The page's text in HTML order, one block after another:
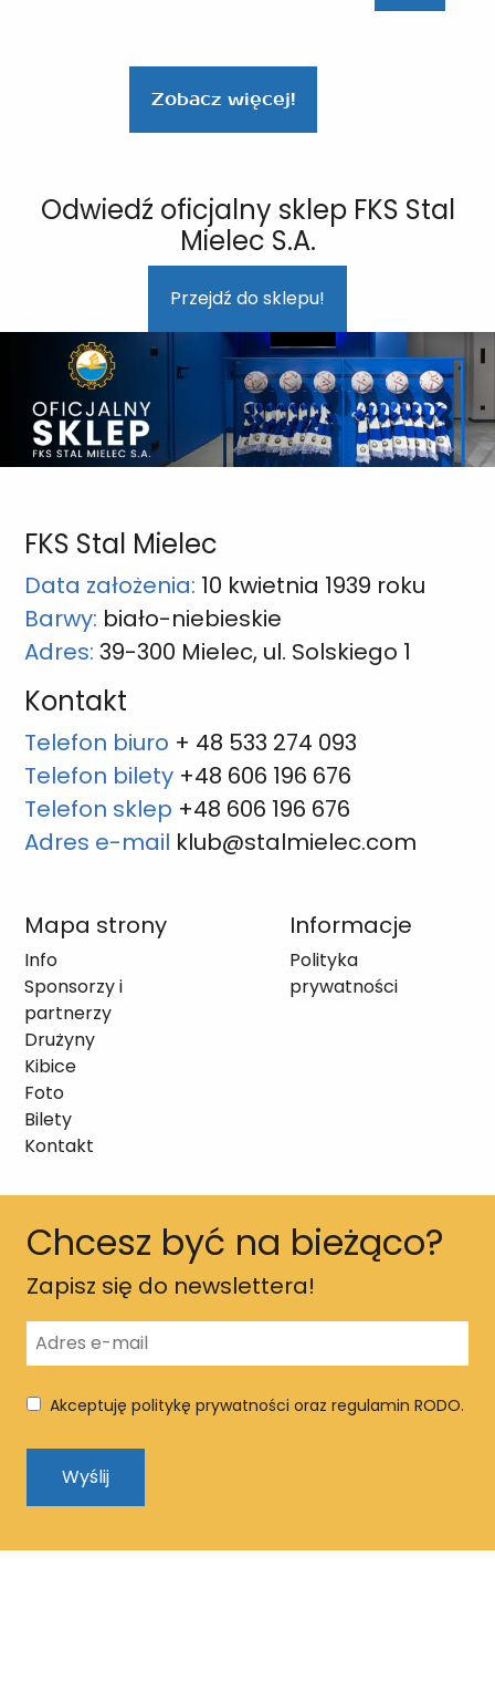
Zobacz więcej!
Odwiedź oficjalny sklep FKS Stal
Mielec S.A.
Przejdź do sklepu!
FKS Stal Mielec
Data założenia: 10 kwietnia 1939 roku
Barwy: biało-niebieskie
Adres: 39-300 Mielec, ul. Solskiego 1
Kontakt
Telefon biuro + 48 533 274 093
Telefon bilety +48 606 196 676
Telefon sklep +48 606 196 676
Adres e-mail klub@stalmielec.com
Mapa strony
Info
Sponsorzy i
partnerzy
Drużyny
Kibice
Foto
Bilety
Kontakt
Informacje
Polityka
prywatności
Chcesz być na bieżąco?
Zapisz się do newslettera!
Akceptuję politykę prywatności oraz regulamin RODO.